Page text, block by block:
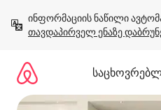
გადასვლა
თავდაპირველ ენაზე